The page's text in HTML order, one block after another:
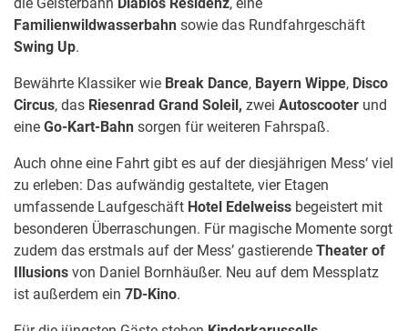
Familienwildwasserbahn sowie das Rundfahrgeschäft
Swing Up.
Bewährte Klassiker wie Break Dance, Bayern Wippe, Disco
Circus, das Riesenrad Grand Soleil, zwei Autoscooter und
eine Go-Kart-Bahn sorgen für weiteren Fahrspaß.
Auch ohne eine Fahrt gibt es auf der diesjährigen Mess‘ viel
zu erleben: Das aufwändig gestaltete, vier Etagen
umfassende Laufgeschäft Hotel Edelweiss begeistert mit
besonderen Überraschungen. Für magische Momente sorgt
zudem das erstmals auf der Mess’ gastierende Theater of
Illusions von Daniel Bornhäußer. Neu auf dem Messplatz
ist außerdem ein 7D-Kino.